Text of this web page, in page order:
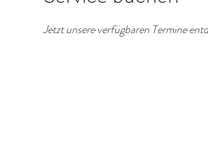
Jetzt unsere verfügbaren Termine